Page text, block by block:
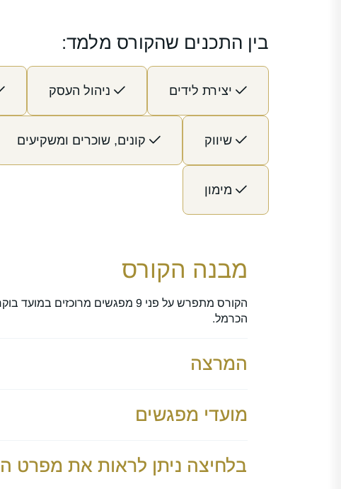
בין התכנים שהקורס מלמד:
יצירת לידים ניהול העסק
שיווק קונים, שוכרים ומשקיעים
מימון
מבנה הקורס
הכרמל.
המרצה
מועדי מפגשים
בלחיצה ניתן לראות את מפרט